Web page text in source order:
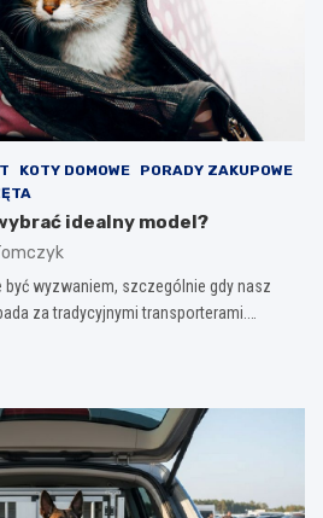
KOTY DOMOWE
PORADY ZAKUPOWE
idealny model?
wyzwaniem, szczególnie gdy nasz
za tradycyjnymi transporterami.…